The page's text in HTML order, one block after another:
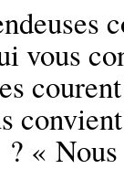
vous
« Nous